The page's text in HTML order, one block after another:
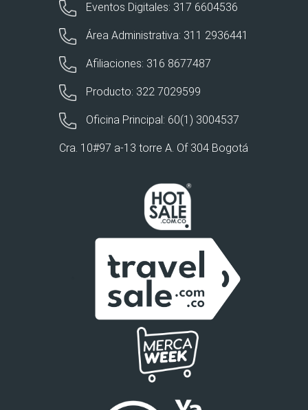
Eventos Digitales: 317 6604536
Área Administrativa: 311 2936441
Afiliaciones: 316 8677487
Producto: 322 7029599
Oficina Principal: 60(1) 3004537
Cra. 10#97 a-13 torre A. Of 304 Bogotá